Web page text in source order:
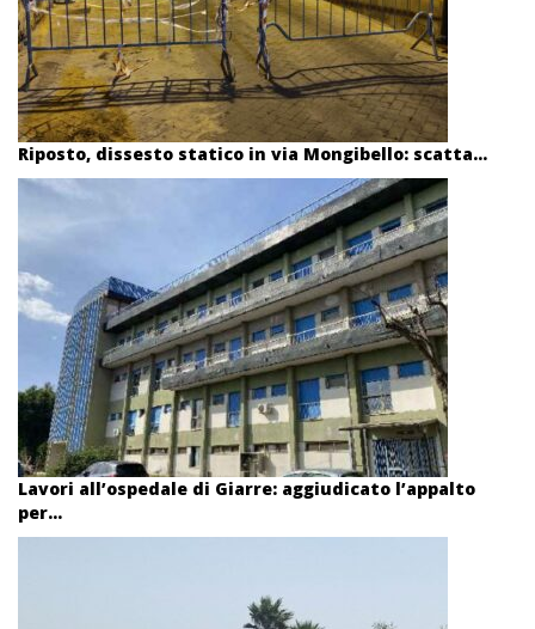
Riposto, dissesto statico in via Mongibello: scatta...
Lavori all’ospedale di Giarre: aggiudicato l’appalto
per...